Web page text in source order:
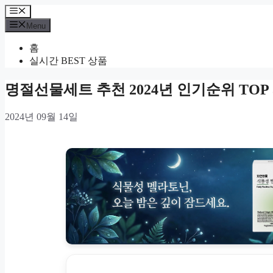
Skip
to
content
Menu
Menu
홈
실시간 BEST 상품
명절선물세트 추천 2024년 인기순위 TOP
2024년 09월 14일